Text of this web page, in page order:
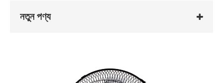
নতুন পণ্য